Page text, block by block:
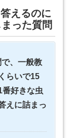
えるのに
った質問
、一般教
らいで15
好きな虫
えに詰まっ